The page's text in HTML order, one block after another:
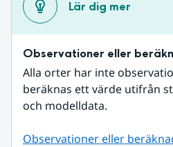
Lär dig mer
Observationer eller
Alla orter har inte
beräknas ett värde utifrån
och modelldata.
Observationer eller